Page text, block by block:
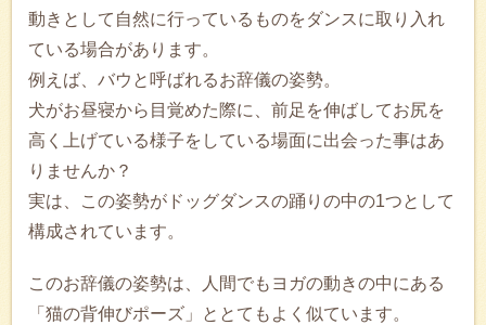
動きとして自然に行っているものをダンスに取り入れ
ている場合があります。
例えば、バウと呼ばれるお辞儀の姿勢。
犬がお昼寝から目覚めた際に、前足を伸ばしてお尻を
高く上げている様子をしている場面に出会った事はあ
りませんか？
実は、この姿勢がドッグダンスの踊りの中の1つとして
構成されています。
このお辞儀の姿勢は、人間でもヨガの動きの中にある
「猫の背伸びポーズ」ととてもよく似ています。